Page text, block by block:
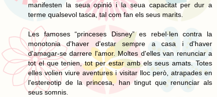
manifesten la seua opinió i la seua capacitat per dur a
terme qualsevol tasca, tal com fan els seus marits.
Les famoses “princeses Disney” es rebel·len contra la
monotonia d'haver d'estar sempre a casa i d'haver
d'amagar-se darrere l'amor. Moltes d'elles van renunciar a
tot el que tenien, tot per estar amb els seus amats. Totes
elles volien viure aventures i visitar lloc però, atrapades en
l'estereotip de la princesa, han tingut que renunciar als
seus somnis.